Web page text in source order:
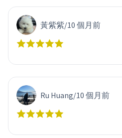
黃紫紫/10 個月前
Ru Huang/10 個月前